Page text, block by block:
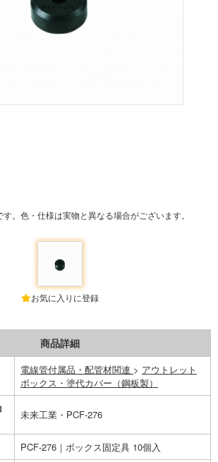
。色・仕様は実物と異なる場合がございます。
お気に入りに登録
商品詳細
電線管付属品・配管材関連 > アウトレット
ボックス・塗代カバー（鋼板製）
未来工業・PCF-276
PCF-276｜ボックス固定具 10個入